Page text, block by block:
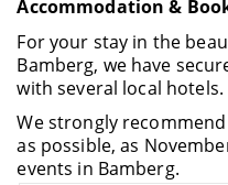
Accommodation &
For your stay in the
Bamberg, we have
with several local hotels.
We strongly
as possible, as
events in Bamberg.